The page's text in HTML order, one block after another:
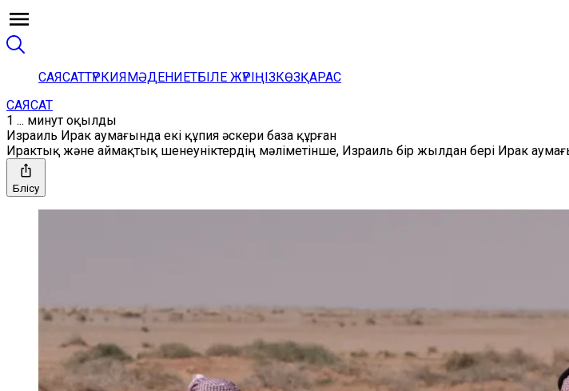
САЯСАТТҮРКИЯМӘДЕНИЕТБІЛЕ ЖҮРІҢІЗКӨЗҚАРАС
САЯСАТ
1 ... минут оқылды
Израиль Ирак аумағында екі құпия әскери база құрған
Ирактық және аймақтық шенеуніктердің мәліметінше, Израиль бір жылдан бері Ирак
Бөлісу